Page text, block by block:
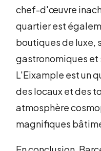
chef-d'œuvre
quartier est
boutiques de luxe,
gastronomiques et
L'Eixample est un
des locaux et des
atmosphère
magnifiques